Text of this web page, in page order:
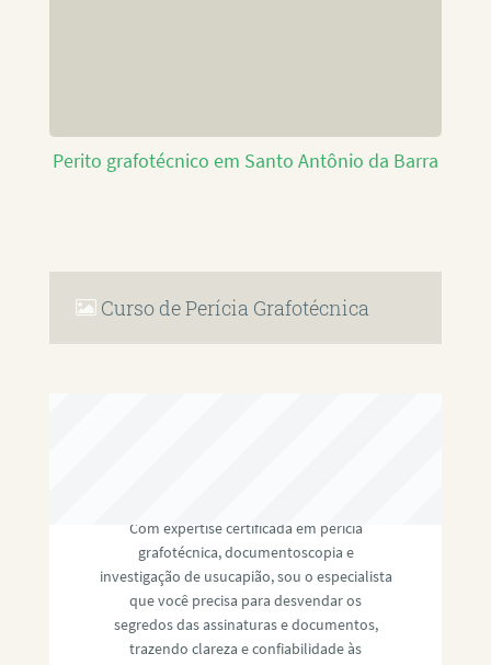
Perito grafotécnico em Santo Antônio da Barra
Curso de Perícia Grafotécnica
Com expertise certificada em perícia
grafotécnica, documentoscopia e
investigação de usucapião, sou o especialista
que você precisa para desvendar os
segredos das assinaturas e documentos,
trazendo clareza e confiabilidade às